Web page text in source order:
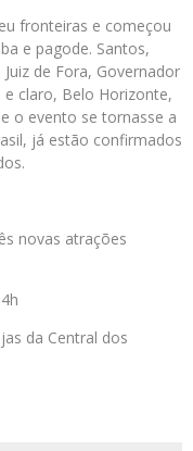
fronteiras e começou
e pagode. Santos,
de Fora, Governador
e claro, Belo Horizonte,
o evento se tornasse a
já estão confirmados
novas atrações
da Central dos